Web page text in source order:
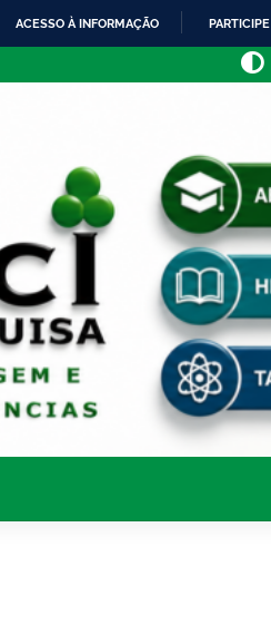
ACESSO À INFORMAÇÃO PARTICIPE